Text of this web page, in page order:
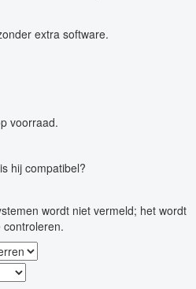
extra software.
voorraad.
hij compatibel?
wordt niet vermeld; het wordt